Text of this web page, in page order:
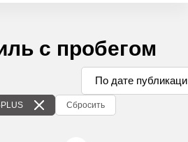
с пробегом
Сбросить
По дате